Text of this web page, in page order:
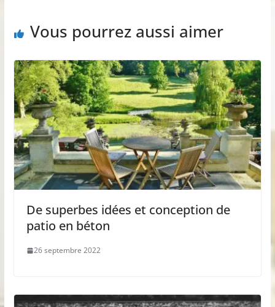
Vous pourrez aussi aimer
De superbes idées et conception de
patio en béton
26 septembre 2022